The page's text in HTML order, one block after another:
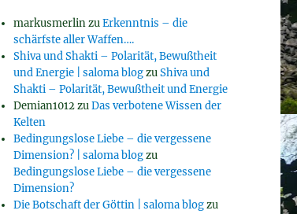
markusmerlinzuErkenntnis – die
schärfste aller Waffen….
Shiva und Shakti – Polarität, Bewußtheit
und Energie | saloma blogzuShiva und
Shakti – Polarität, Bewußtheit und Energie
Demian1012zuDas verbotene Wissen der
Kelten
Bedingungslose Liebe – die vergessene
Dimension? | saloma blogzu
Bedingungslose Liebe – die vergessene
Dimension?
Die Botschaft der Göttin | saloma blogzu